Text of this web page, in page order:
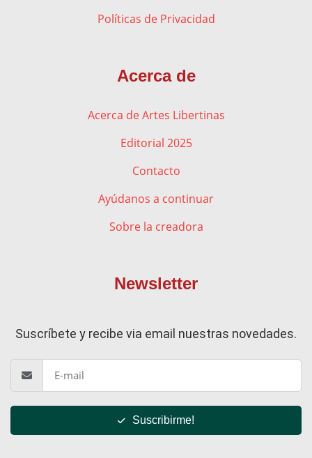
Políticas de Privacidad
Acerca de
Acerca de Artes Libertinas
Editorial 2025
Contacto
Ayúdanos a continuar
Sobre la creadora
Newsletter
Suscríbete y recibe via email nuestras novedades.
Suscribirme!